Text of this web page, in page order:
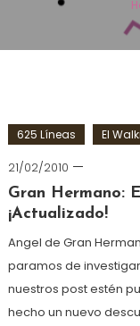
625 Líneas El
21/02/2010
Gran Hermano:
¡Actualizado!
Angel de Gran
paramos de
nuestros post estén
hecho un nuevo